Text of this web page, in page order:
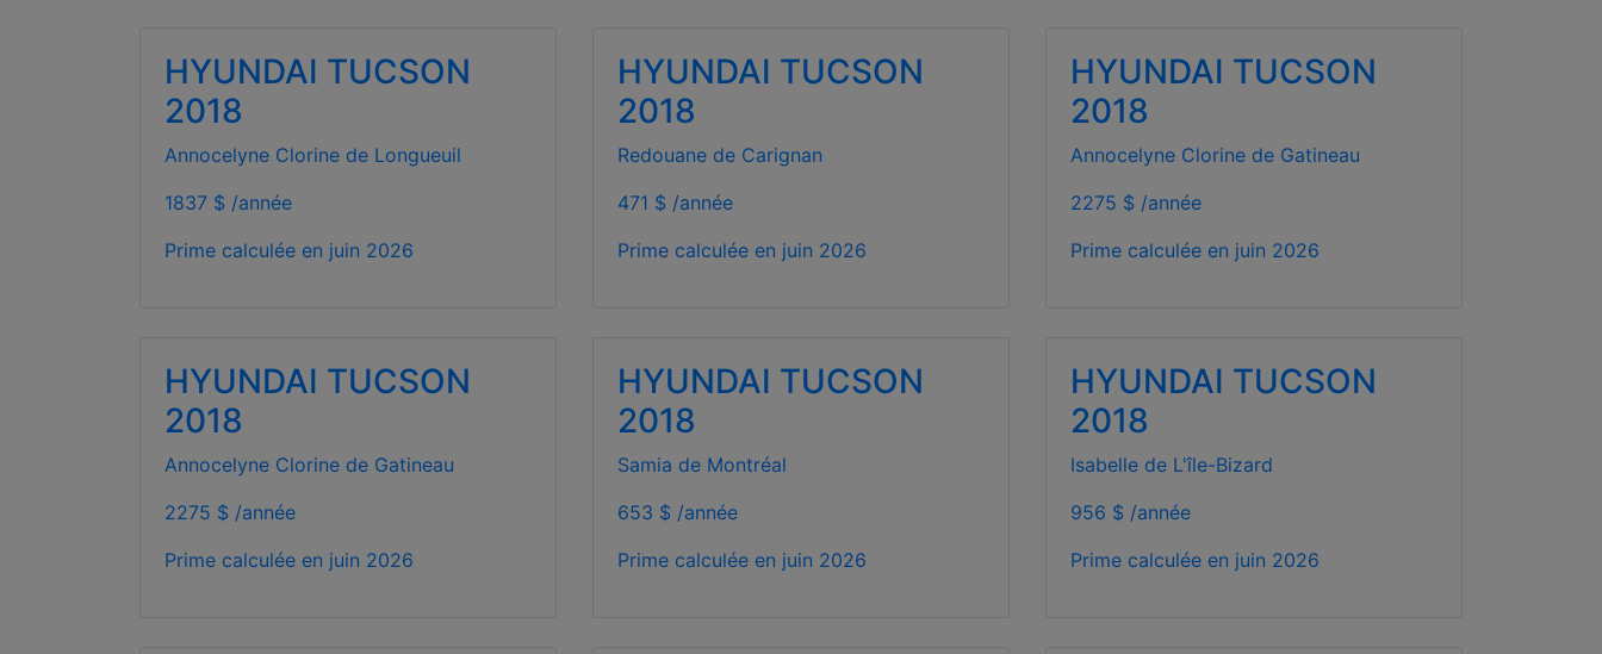
HYUNDAI TUCSON
2018
Annocelyne Clorine de Longueuil
1837 $ /année
Prime calculée en juin 2026
HYUNDAI TUCSON
2018
Redouane de Carignan
471 $ /année
Prime calculée en juin 2026
HYUNDAI TUCSON
2018
Annocelyne Clorine de Gatineau
2275 $ /année
Prime calculée en juin 2026
HYUNDAI TUCSON
2018
Annocelyne Clorine de Gatineau
2275 $ /année
Prime calculée en juin 2026
HYUNDAI TUCSON
2018
Samia de Montréal
653 $ /année
Prime calculée en juin 2026
HYUNDAI TUCSON
2018
Isabelle de L'île-Bizard
956 $ /année
Prime calculée en juin 2026